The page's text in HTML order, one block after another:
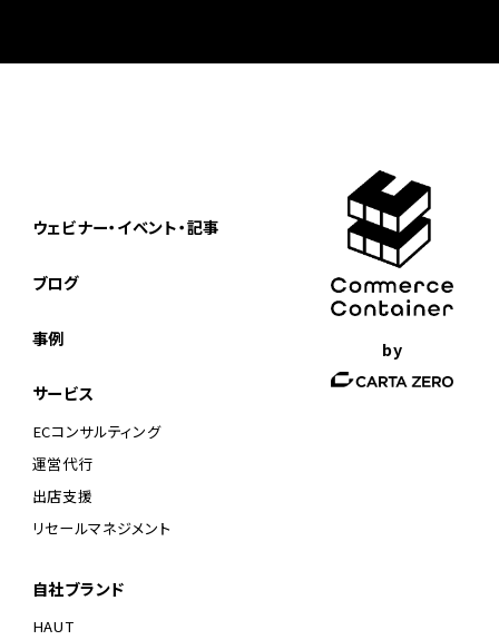
by
ウェビナー・イベント・記事
ブログ
事例
サービス
ECコンサルティング
運営代行
出店支援
リセールマネジメント
自社ブランド
HAUT